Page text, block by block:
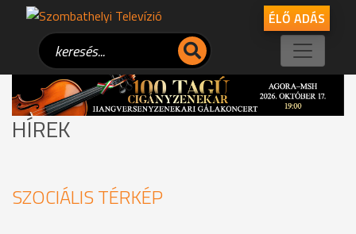
ÉLŐ ADÁS
HÍREK
SZOCIÁLIS TÉRKÉP